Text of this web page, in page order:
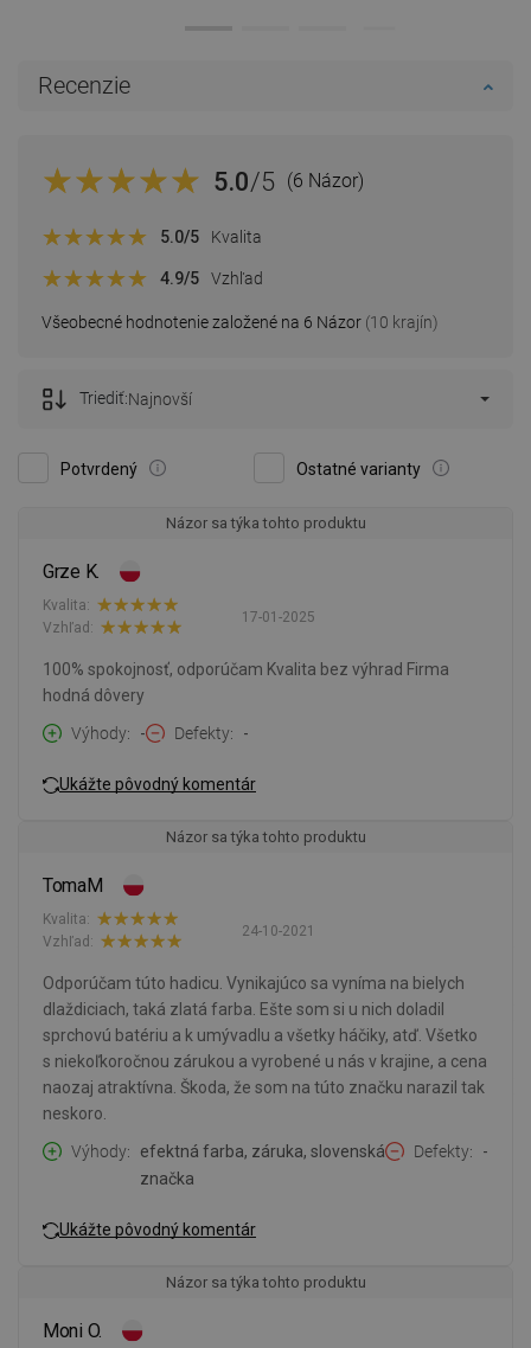
Recenzie
5.0/5 (6 Názor)
Všeobecné hodnotenie založené na 6 Názor (10 krajín)
5.0/5 Kvalita
4.9/5 Vzhľad
Potvrdený Ostatné varianty
Triediť:Najnovší
Názor sa týka tohto produktu
Grze K.
17-01-2025
Kvalita:
Vzhľad:
100% spokojnosť, odporúčam Kvalita bez výhrad Firma
hodná dôvery
Výhody
- Defekty -
Ukážte pôvodný komentár
Názor sa týka tohto produktu
TomaM
24-10-2021
Kvalita:
Vzhľad:
Odporúčam túto hadicu. Vynikajúco sa vyníma na bielych
dlaždiciach, taká zlatá farba. Ešte som si u nich doladil
sprchovú batériu a k umývadlu a všetky háčiky, atď. Všetko
s niekoľkoročnou zárukou a vyrobené u nás v krajine, a cena
naozaj atraktívna. Škoda, že som na túto značku narazil tak
neskoro.
Výhody
efektná farba, záruka, slovenská
značka
Defekty -
Ukážte pôvodný komentár
Názor sa týka tohto produktu
Moni O.